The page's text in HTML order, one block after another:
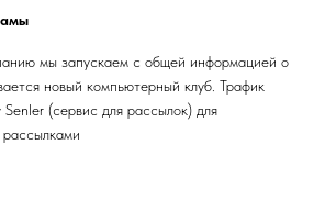
мы запускаем с общей информацией о
новый компьютерный клуб. Трафик
(сервис для рассылок) для